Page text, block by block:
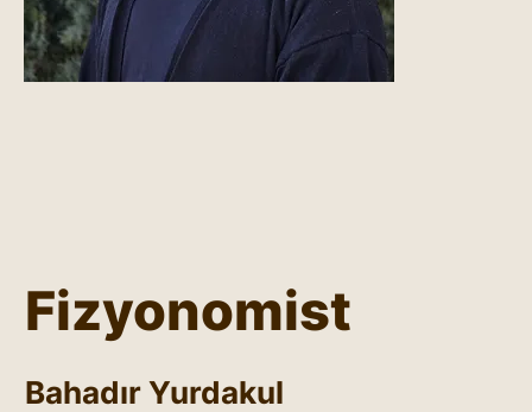
Fizyonomist
Bahadır Yurdakul